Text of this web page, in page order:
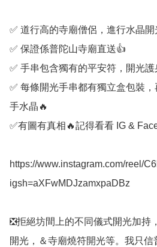
✅️ 道行高的寺廟僧侶，進行水晶開
✅️ 保證係普陀山寺廟直送👍
✅️ 手串包含獨有的平安符，開光
✅️ 每條開光手串都有獨立盒包裝
手水晶🔥
✅️有圖有真相🔥記得看看 IG &
https://www.instagram.com/reel/
igsh=aXFwMDJzamxpaDBz
❎️拒絕坊間上的不同儀式開光加持
開光，＆寺廟燒符開光等。我只